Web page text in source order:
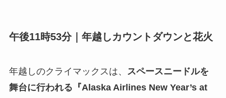
午後11時53分｜年越しカウントダウンと花火
年越しのクライマックスは、 スペースニードルを
舞台に行われる『Alaska Airlines New Year’s at